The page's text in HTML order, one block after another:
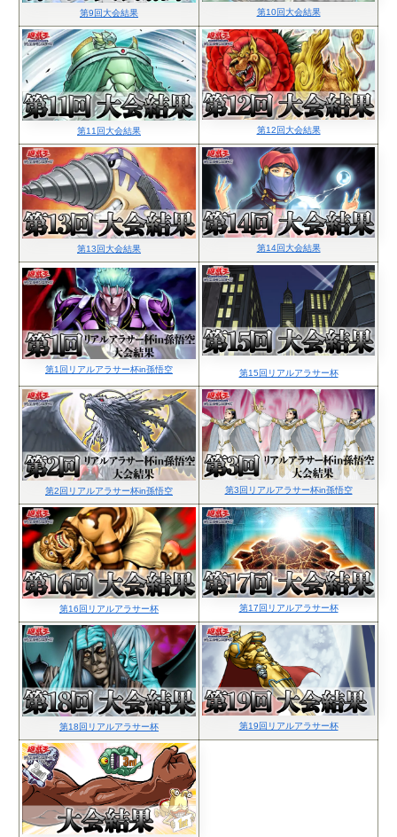
第9回大会結果 第10回大会結果
第11回大会結果 第12回大会結果
第13回大会結果 第14回大会結果
第1回リアルアラサー杯in孫悟空 第15回リアルアラサー杯
第2回リアルアラサー杯in孫悟空 第3回リアルアラサー杯in孫悟空
第16回リアルアラサー杯 第17回リアルアラサー杯
第18回リアルアラサー杯 第19回リアルアラサー杯